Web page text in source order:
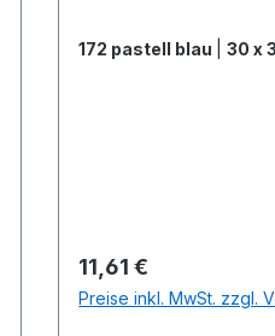
172 pastell blau |30 x
Regulärer Preis:
11,61 €
Preise inkl. MwSt. zzgl.